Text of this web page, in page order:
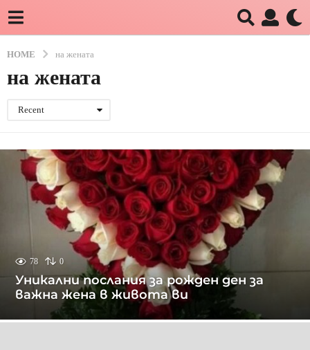
HOME на жената
на жената
Recent
78 0
Уникални послания за рожден ден за
важна жена в живота ви